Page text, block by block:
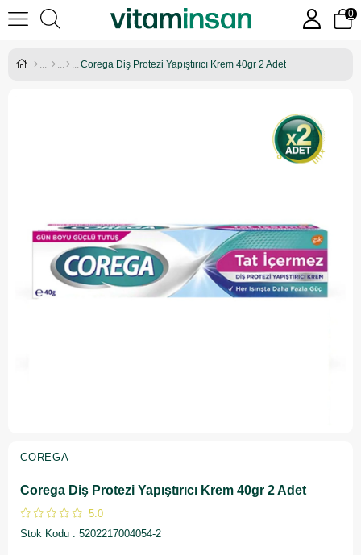
0
Corega Diş Protezi Yapıştırıcı Krem 40gr 2 Adet
COREGA
Corega Diş Protezi Yapıştırıcı Krem 40gr 2 Adet
5.0
Stok Kodu
5202217004054-2